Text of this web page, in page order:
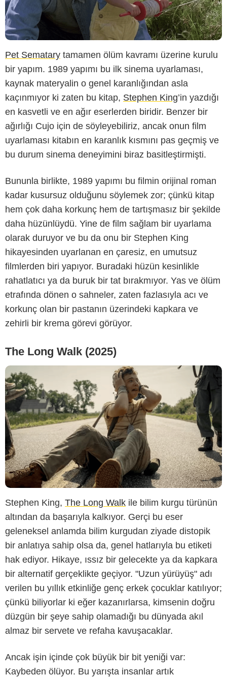
Pet Sematary tamamen ölüm kavramı üzerine kurulu
bir yapım. 1989 yapımı bu ilk sinema uyarlaması,
kaynak materyalin o genel karanlığından asla
kaçınmıyor ki zaten bu kitap, Stephen King’in yazdığı
en kasvetli ve en ağır eserlerden biridir. Benzer bir
ağırlığı Cujo için de söyleyebiliriz, ancak onun film
uyarlaması kitabın en karanlık kısmını pas geçmiş ve
bu durum sinema deneyimini biraz basitleştirmişti.
Bununla birlikte, 1989 yapımı bu filmin orijinal roman
kadar kusursuz olduğunu söylemek zor; çünkü kitap
hem çok daha korkunç hem de tartışmasız bir şekilde
daha hüzünlüydü. Yine de film sağlam bir uyarlama
olarak duruyor ve bu da onu bir Stephen King
hikayesinden uyarlanan en çaresiz, en umutsuz
filmlerden biri yapıyor. Buradaki hüzün kesinlikle
rahatlatıcı ya da buruk bir tat bırakmıyor. Yas ve ölüm
etrafında dönen o sahneler, zaten fazlasıyla acı ve
korkunç olan bir pastanın üzerindeki kapkara ve
zehirli bir krema görevi görüyor.
The Long Walk (2025)
Stephen King, The Long Walk ile bilim kurgu türünün
altından da başarıyla kalkıyor. Gerçi bu eser
geleneksel anlamda bilim kurgudan ziyade distopik
bir anlatıya sahip olsa da, genel hatlarıyla bu etiketi
hak ediyor. Hikaye, ıssız bir gelecekte ya da kapkara
bir alternatif gerçeklikte geçiyor. "Uzun yürüyüş" adı
verilen bu yıllık etkinliğe genç erkek çocuklar katılıyor;
çünkü biliyorlar ki eğer kazanırlarsa, kimsenin doğru
düzgün bir şeye sahip olamadığı bu dünyada akıl
almaz bir servete ve refaha kavuşacaklar.
Ancak işin içinde çok büyük bir bit yeniği var:
Kaybeden ölüyor. Bu yarışta insanlar artık